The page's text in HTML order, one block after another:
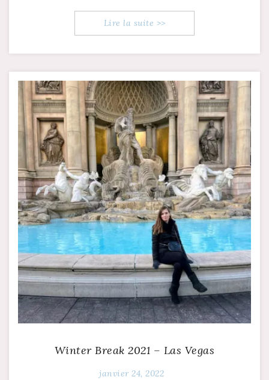
Lire la suite >>
Winter Break 2021 – Las Vegas
janvier 24, 2022